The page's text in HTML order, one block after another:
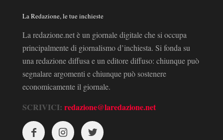
La Redazione, le tue inchieste
La redazione.net è un giornale digitale che si occupa
principalmente di giornalismo d’inchiesta. Si fonda su
una redazione diffusa e un editore diffuso: chiunque può
segnalare argomenti e chiunque può sostenere
economicamente il giornale.
SCRIVICI: redazione@laredazione.net